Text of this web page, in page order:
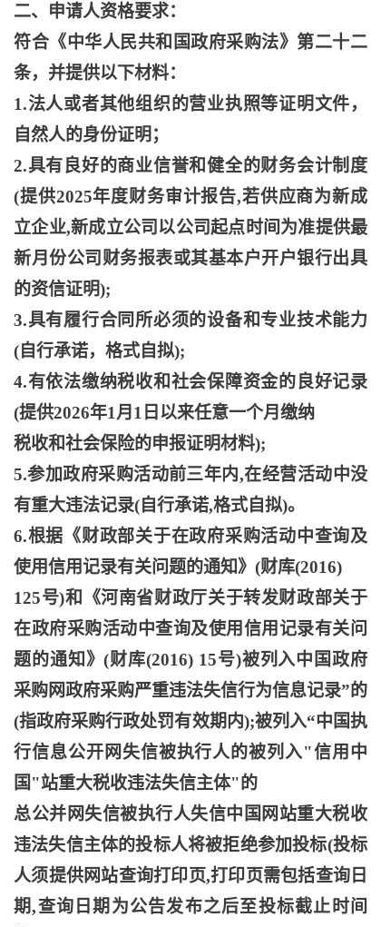
二、申请人资格要求：
符合《中华人民共和国政府采购法》第二十二
条，并提供以下材料：
1.法人或者其他组织的营业执照等证明文件，
自然人的身份证明；
2.具有良好的商业信誉和健全的财务会计制度
(提供2025年度财务审计报告,若供应商为新成
立企业,新成立公司以公司起点时间为准提供最
新月份公司财务报表或其基本户开户银行出具
的资信证明);
3.具有履行合同所必须的设备和专业技术能力
(自行承诺，格式自拟);
4.有依法缴纳税收和社会保障资金的良好记录
(提供2026年1月1日以来任意一个月缴纳
税收和社会保险的申报证明材料);
5.参加政府采购活动前三年内,在经营活动中没
有重大违法记录(自行承诺,格式自拟)。
6.根据《财政部关于在政府采购活动中查询及
使用信用记录有关问题的通知》(财库(2016)
125号)和《河南省财政厅关于转发财政部关于
在政府采购活动中查询及使用信用记录有关问
题的通知》(财库(2016) 15号)被列入中国政府
采购网政府采购严重违法失信行为信息记录”的
(指政府采购行政处罚有效期内);被列入“中国执
行信息公开网失信被执行人的被列入"信用中
国"站重大税收违法失信主体"的
总公并网失信被执行人失信中国网站重大税收
违法失信主体的投标人将被拒绝参加投标(投标
人须提供网站查询打印页,打印页需包括查询日
期,查询日期为公告发布之后至投标截止时间